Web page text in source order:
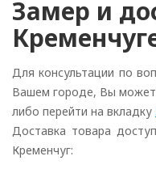
Замер и
Для консультации по
Вашем городе, Вы
либо перейти на вкладку
Доставка товара
Кременчуг: